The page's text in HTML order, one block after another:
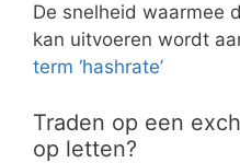
De snelheid waarmee
kan uitvoeren wordt
term ‘hashrate’
Traden op een
op letten?